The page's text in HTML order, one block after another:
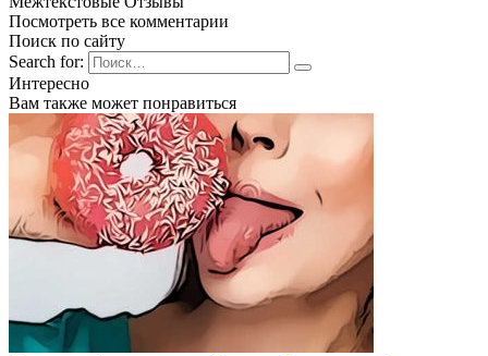
Посмотреть все комментарии
Поиск по сайту
Search for:
Интересно
Вам также может понравиться